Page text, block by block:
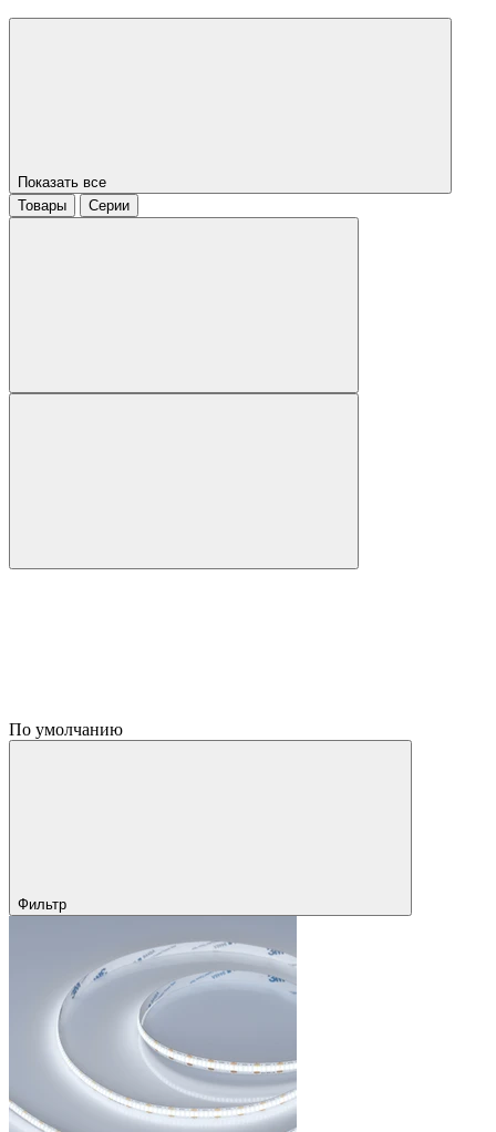
Показать все
Товары
Серии
По умолчанию
Фильтр